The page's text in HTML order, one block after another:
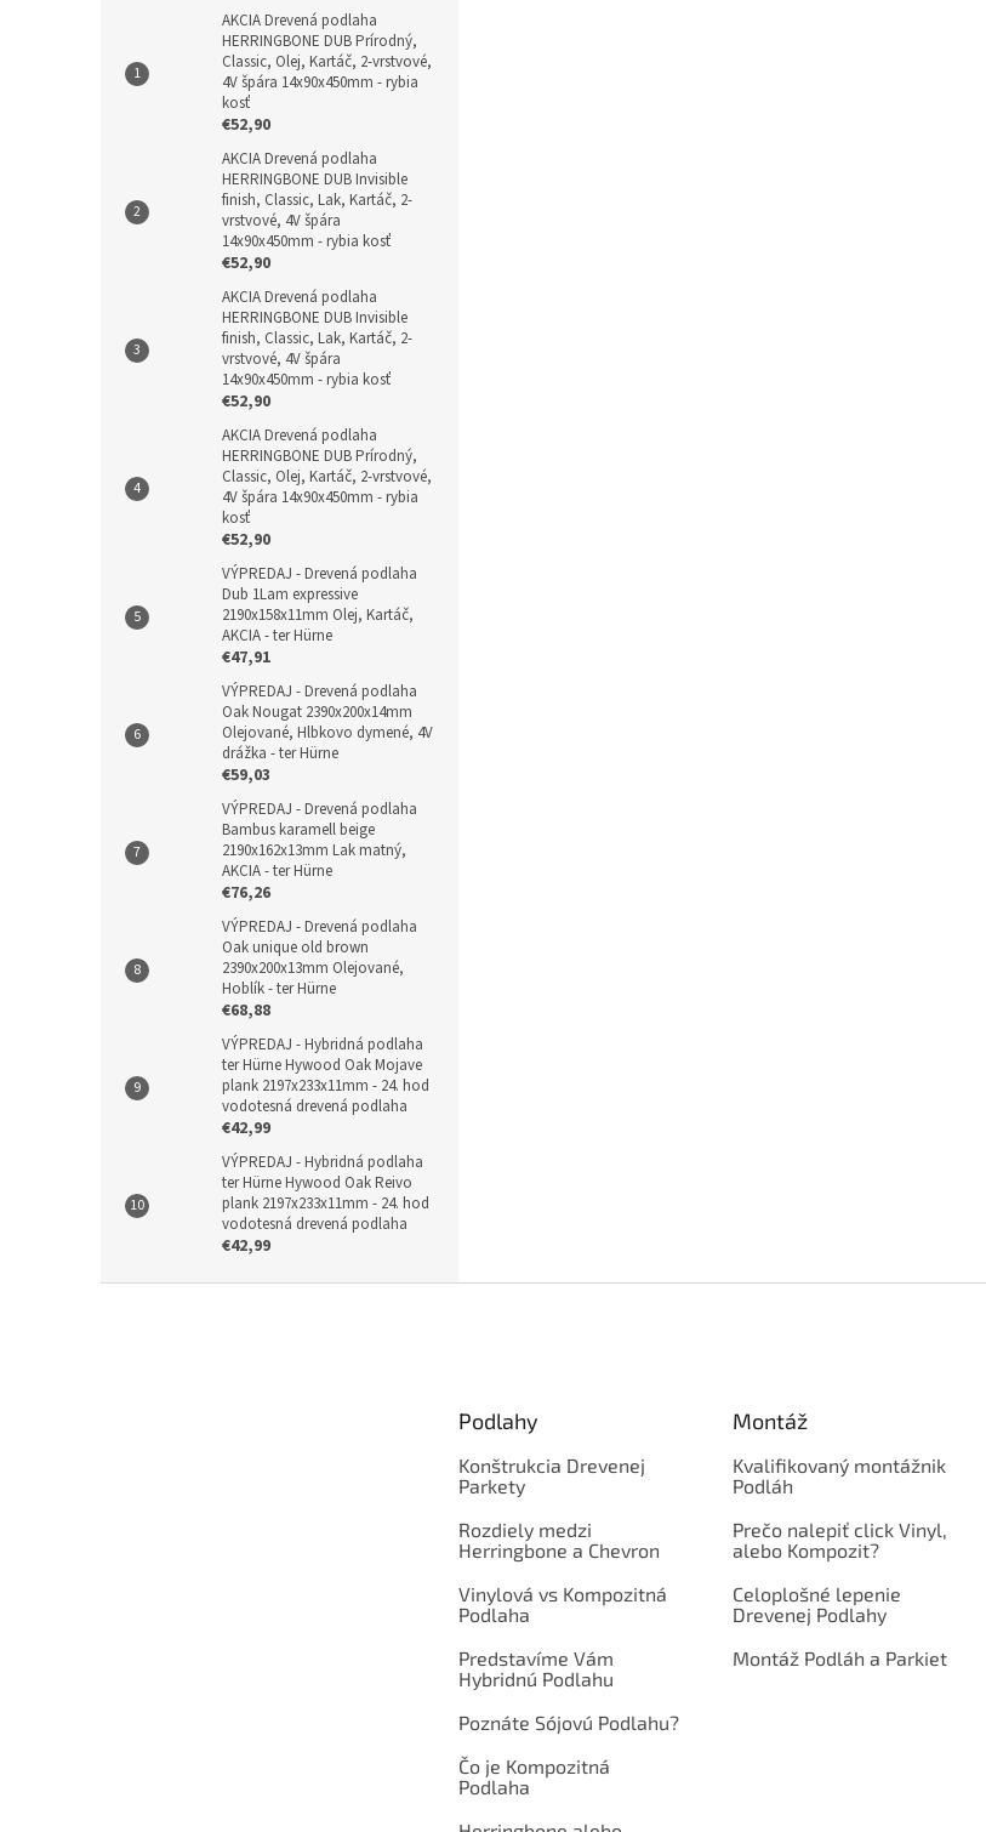
AKCIA Drevená podlaha
HERRINGBONE DUB Prírodný,
Classic, Olej, Kartáč, 2-vrstvové,
4V špára 14x90x450mm - rybia
kosť
€52,90
AKCIA Drevená podlaha
HERRINGBONE DUB Invisible
finish, Classic, Lak, Kartáč, 2-
vrstvové, 4V špára
14x90x450mm - rybia kosť
€52,90
AKCIA Drevená podlaha
HERRINGBONE DUB Invisible
finish, Classic, Lak, Kartáč, 2-
vrstvové, 4V špára
14x90x450mm - rybia kosť
€52,90
AKCIA Drevená podlaha
HERRINGBONE DUB Prírodný,
Classic, Olej, Kartáč, 2-vrstvové,
4V špára 14x90x450mm - rybia
kosť
€52,90
VÝPREDAJ - Drevená podlaha
Dub 1Lam expressive
2190x158x11mm Olej, Kartáč,
AKCIA - ter Hürne
€47,91
VÝPREDAJ - Drevená podlaha
Oak Nougat 2390x200x14mm
Olejované, Hlbkovo dymené, 4V
drážka - ter Hürne
€59,03
VÝPREDAJ - Drevená podlaha
Bambus karamell beige
2190x162x13mm Lak matný,
AKCIA - ter Hürne
€76,26
VÝPREDAJ - Drevená podlaha
Oak unique old brown
2390x200x13mm Olejované,
Hoblík - ter Hürne
€68,88
VÝPREDAJ - Hybridná podlaha
ter Hürne Hywood Oak Mojave
plank 2197x233x11mm - 24. hod
vodotesná drevená podlaha
€42,99
VÝPREDAJ - Hybridná podlaha
ter Hürne Hywood Oak Reivo
plank 2197x233x11mm - 24. hod
vodotesná drevená podlaha
€42,99
Podlahy
Konštrukcia Drevenej
Parkety
Rozdiely medzi
Herringbone a Chevron
Vinylová vs Kompozitná
Podlaha
Predstavíme Vám
Hybridnú Podlahu
Poznáte Sójovú Podlahu?
Čo je Kompozitná
Podlaha
Montáž
Kvalifikovaný montážnik
Podláh
Prečo nalepiť click Vinyl,
alebo Kompozit?
Celoplošné lepenie
Drevenej Podlahy
Montáž Podláh a Parkiet